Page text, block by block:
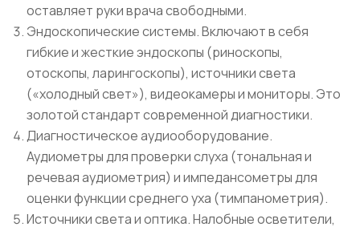
оставляет руки врача свободными.
Эндоскопические системы. Включают в себя
гибкие и жесткие эндоскопы (риноскопы,
отоскопы, ларингоскопы), источники света
(«холодный свет»), видеокамеры и мониторы. Это
золотой стандарт современной диагностики.
Диагностическое аудиооборудование.
Аудиометры для проверки слуха (тональная и
речевая аудиометрия) и импедансометры для
оценки функции среднего уха (тимпанометрия).
Источники света и оптика. Налобные осветители,